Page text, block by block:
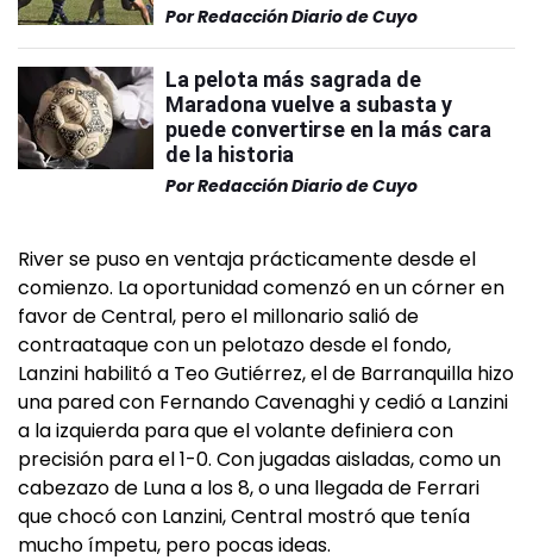
PorRedacción Diario de Cuyo
La pelota más sagrada de
Maradona vuelve a subasta y
puede convertirse en la más cara
de la historia
PorRedacción Diario de Cuyo
River se puso en ventaja prácticamente desde el
comienzo. La oportunidad comenzó en un córner en
favor de Central, pero el millonario salió de
contraataque con un pelotazo desde el fondo,
Lanzini habilitó a Teo Gutiérrez, el de Barranquilla hizo
una pared con Fernando Cavenaghi y cedió a Lanzini
a la izquierda para que el volante definiera con
precisión para el 1-0. Con jugadas aisladas, como un
cabezazo de Luna a los 8, o una llegada de Ferrari
que chocó con Lanzini, Central mostró que tenía
mucho ímpetu, pero pocas ideas.